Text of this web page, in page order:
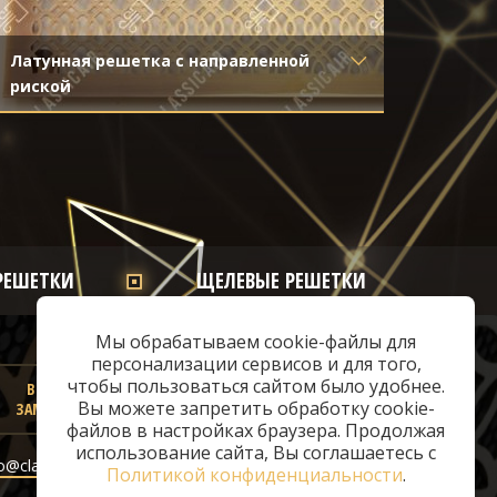
Мы обрабатываем cookie-файлы для
персонализации сервисов и для того,
чтобы пользоваться сайтом было удобнее.
Вы можете запретить обработку cookie-
файлов в настройках браузера. Продолжая
использование сайта, Вы соглашаетесь с
Политикой конфиденциальности.
Латунная решетка с направленной
риской
Материал- Латунь
- Старение с направленной
ЩЕЛЕВЫЕ РЕШЕТКИ
ВЫЗВАТЬ
ЗАМЕРЩИКА
© 2026 «ClassicAir»
Политика